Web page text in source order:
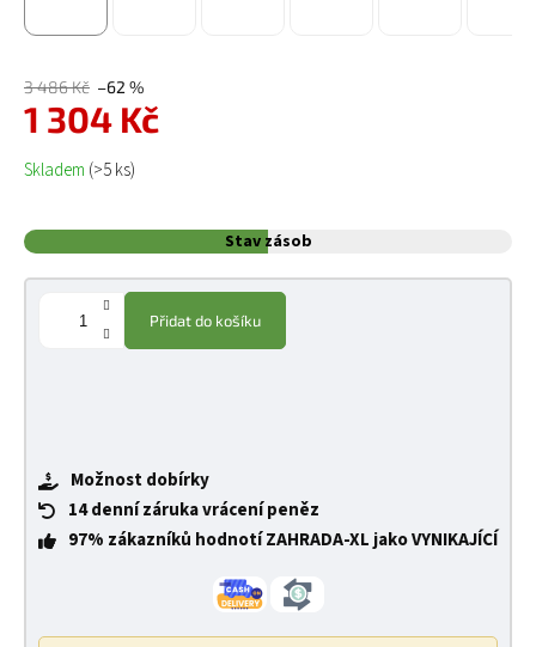
3 486 Kč –62 %
1 304 Kč
Měrná cena:
Skladem (>5 ks)
Stav zásob
Přidat do košíku
Možnost dobírky
14 denní záruka vrácení peněz
97% zákazníků hodnotí ZAHRADA-XL jako VYNIKAJÍCÍ